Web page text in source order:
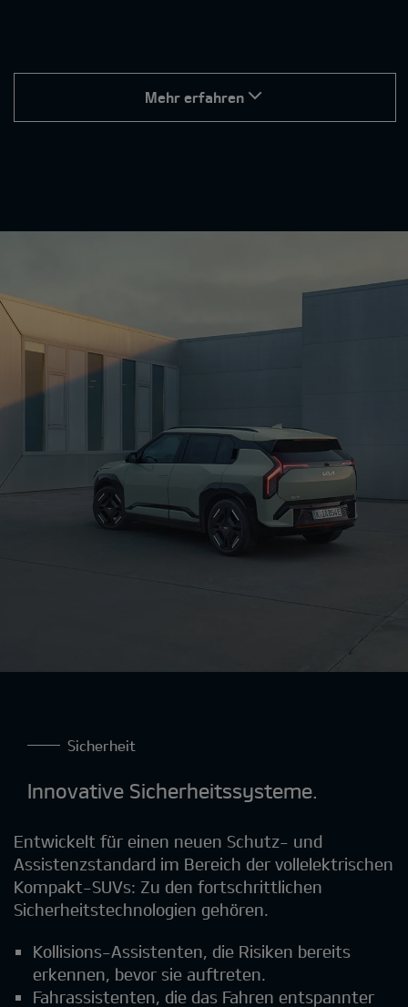
Mehr erfahren
Sicherheit
Innovative Sicherheitssysteme.
Entwickelt für einen neuen Schutz- und
Assistenzstandard im Bereich der vollelektrischen
Kompakt-SUVs: Zu den fortschrittlichen
Sicherheitstechnologien gehören.
Kollisions-Assistenten, die Risiken bereits
erkennen, bevor sie auftreten.
Fahrassistenten, die das Fahren entspannter